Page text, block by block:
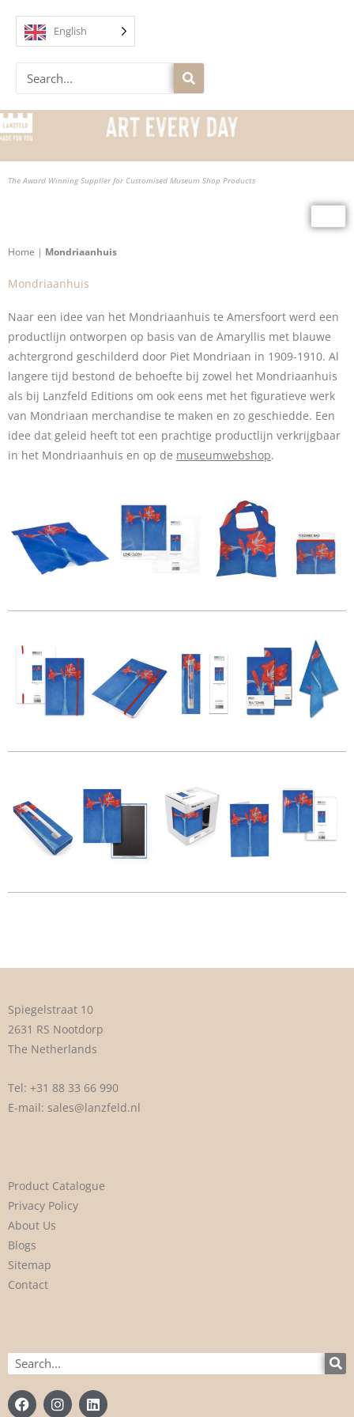
content
English
Search
The Award Winning Supplier for Customised Museum Shop Products
Home | Mondriaanhuis
Mondriaanhuis
Naar een idee van het Mondriaanhuis te Amersfoort werd een
productlijn ontworpen op basis van de Amaryllis met blauwe
achtergrond geschilderd door Piet Mondriaan in 1909-1910. Al
langere tijd bestond de behoefte bij zowel het Mondriaanhuis
als bij Lanzfeld Editions om ook eens met het figuratieve werk
van Mondriaan merchandise te maken en zo geschiedde. Een
idee dat geleid heeft tot een prachtige productlijn verkrijgbaar
in het Mondriaanhuis en op de museumwebshop.
Spiegelstraat 10
2631 RS Nootdorp
The Netherlands
Tel: +31 88 33 66 990
E-mail: sales@lanzfeld.nl
Product Catalogue
Privacy Policy
About Us
Blogs
Sitemap
Contact
Search
F
a
I
n
L
i